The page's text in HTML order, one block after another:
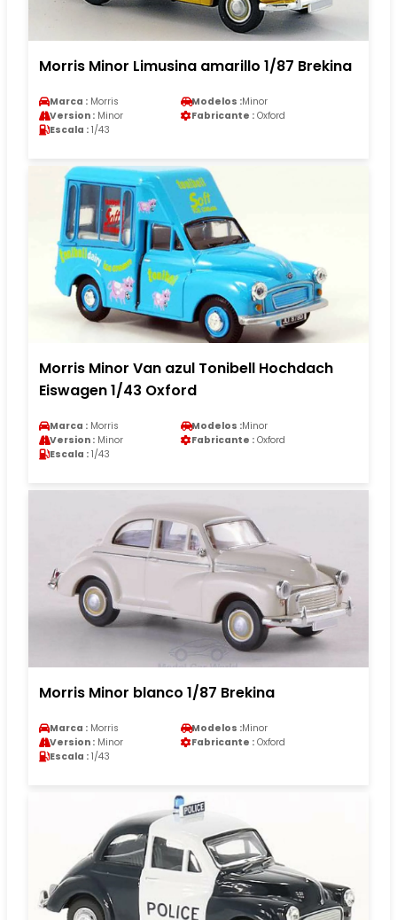
Morris Minor Limusina amarillo 1/87 Brekina
Marca : Morris Modelos :Minor
Version : Minor Fabricante : Oxford
Escala : 1/43
Morris Minor Van azul Tonibell Hochdach
Eiswagen 1/43 Oxford
Marca : Morris Modelos :Minor
Version : Minor Fabricante : Oxford
Escala : 1/43
Morris Minor blanco 1/87 Brekina
Marca : Morris Modelos :Minor
Version : Minor Fabricante : Oxford
Escala : 1/43